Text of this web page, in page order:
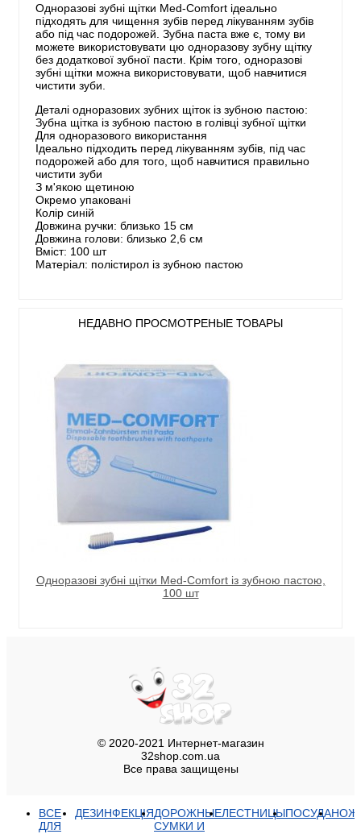
Одноразові зубні щітки Med-Comfort ідеально
підходять для чищення зубів перед лікуванням зубів
або під час подорожей. Зубна паста вже є, тому ви
можете використовувати цю одноразову зубну щітку
без додаткової зубної пасти. Крім того, одноразові
зубні щітки можна використовувати, щоб навчитися
чистити зуби.
Деталі одноразових зубних щіток із зубною пастою:
Зубна щітка із зубною пастою в голівці зубної щітки
Для одноразового використання
Ідеально підходить перед лікуванням зубів, під час
подорожей або для того, щоб навчитися правильно
чистити зуби
З м'якою щетиною
Окремо упаковані
Колір синій
Довжина ручки: близько 15 см
Довжина голови: близько 2,6 см
Вміст: 100 шт
Матеріал: полістирол із зубною пастою
НЕДАВНО ПРОСМОТРЕНЫЕ ТОВАРЫ
Одноразові зубні щітки Med-Comfort із зубною пастою,
100 шт
© 2020-2021 Интернет-магазин
32shop.com.ua
Все права защищены
ВСЕ
ДЛЯ
ДЕЗИНФЕКЦІЯДОРОЖНЫЕ
СУМКИ И
ЛЕСТНИЦЫПОСУДА